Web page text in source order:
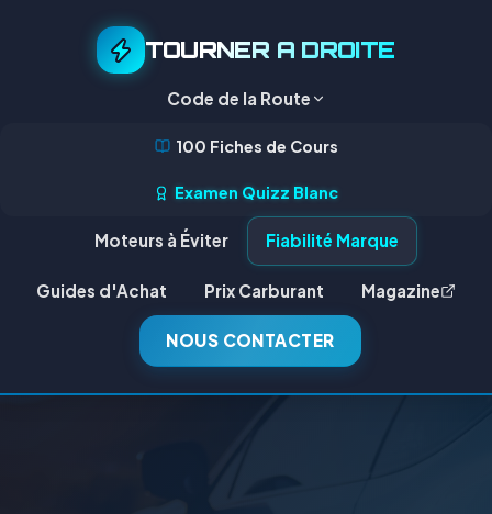
TOURNER A DROITE
Code de la Route
100 Fiches de Cours
Examen Quizz Blanc
Moteurs à Éviter Fiabilité Marque
Guides d'Achat Prix Carburant Magazine
NOUS CONTACTER